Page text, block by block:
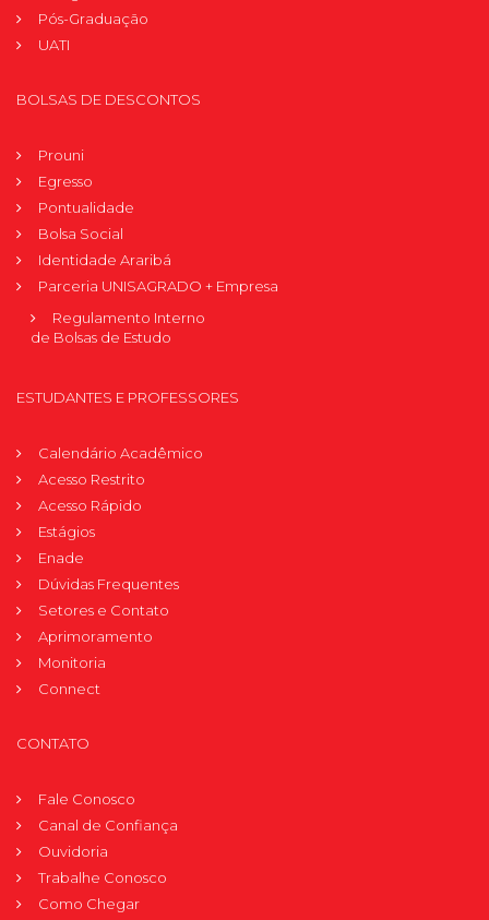
Pós-Graduação
UATI
BOLSAS DE DESCONTOS
Prouni
Egresso
Pontualidade
Bolsa Social
Identidade Araribá
Parceria UNISAGRADO + Empresa
Regulamento Interno
de Bolsas de Estudo
ESTUDANTES E PROFESSORES
Calendário Acadêmico
Acesso Restrito
Acesso Rápido
Estágios
Enade
Dúvidas Frequentes
Setores e Contato
Aprimoramento
Monitoria
Connect
CONTATO
Fale Conosco
Canal de Confiança
Ouvidoria
Trabalhe Conosco
Como Chegar